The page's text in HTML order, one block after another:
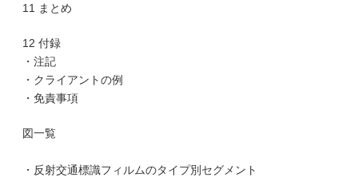
11 まとめ
12 付録
・注記
・クライアントの例
・免責事項
図一覧
・反射交通標識フィルムのタイプ別セグメント